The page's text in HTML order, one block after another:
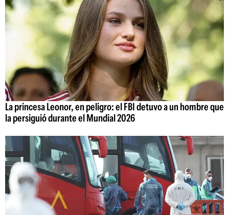
La princesa Leonor, en peligro: el FBI detuvo a un hombre que
la persiguió durante el Mundial 2026